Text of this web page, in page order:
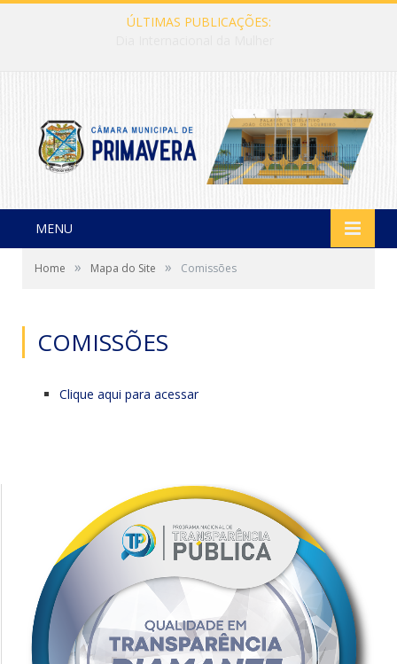
ÚLTIMAS PUBLICAÇÕES:
MENU
Home » Mapa do Site » Comissões
COMISSÕES
Clique aqui para acessar